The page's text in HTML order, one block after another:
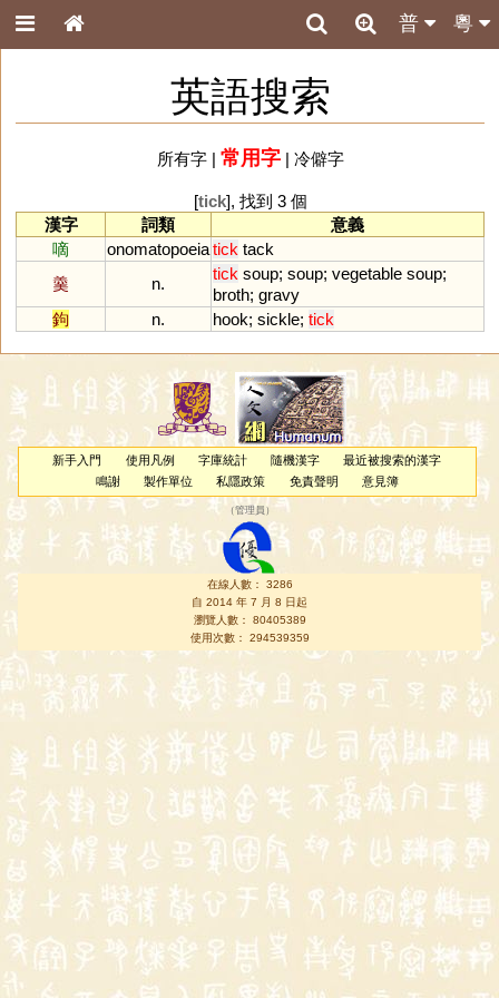
粵
普
英語搜索
所有字| 常用字| 冷僻字
[tick], 找到 3 個
漢字
詞類
意義
嘀
onomatopoeiatick tack
羹
n.
tick soup; soup; vegetable soup;
broth; gravy
鉤
n. hook; sickle; tick
新手入門 使用凡例 字庫統計 隨機漢字
最近被搜索的漢字
鳴謝
製作單位 私隱政策 免責聲明 意見簿
（管理員 ）
在線人數： 3286
自 2014 年 7 月 8 日起
瀏覽人數： 80405389
使用次數： 294539359